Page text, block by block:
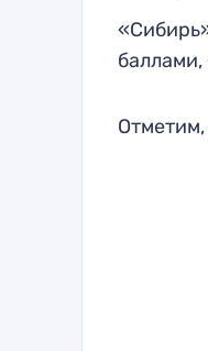
Отметим,